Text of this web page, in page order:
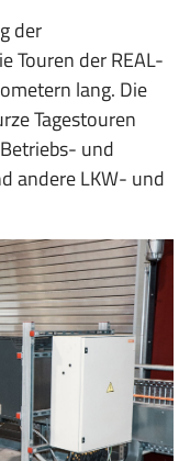
der
Touren der REAL-
lang. Die
Tagestouren
und
andere LKW- und